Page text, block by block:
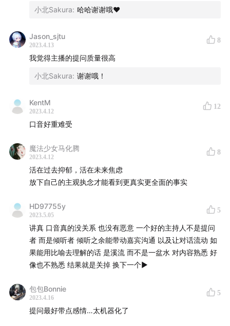
【加入听友群】
如果你喜欢这档节目并想和我们深度交流、结识其他志同
道合的朋友，欢迎加入我们的听友群。请添加小助手
“feishuokr”，并备注你的姓名和公司，小助手会拉你进
小北Sakura: 哈哈谢谢哦♥
Jason_sjtu
2023.4.13
8
我觉得主播的提问质量很高
小北Sakura: 谢谢哦！
KentM
2023.4.12
12
口音好重难受
魔法少女马化腾
2023.4.12
8
活在过去抑郁，活在未来焦虑
放下自己的主观执念才能看到更真实更全面的事实
HD97755y
2023.5.05
5
讲真 口音真的没关系 也没有恶意 一个好的主持人不是提问
者 而是倾听者 倾听之余能带动嘉宾沟通 以及让对话流动 如
果能用比喻去理解的话 是溪流 而不是一盆水 对内容熟悉 好
像也不熟悉 结果就是关掉 换下一个▶️
包包Bonnie
2023.4.16
5
提问最好带点感情…太机器化了